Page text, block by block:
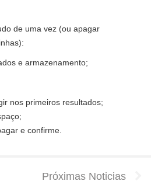
de uma vez (ou apagar
e armazenamento;
nos primeiros resultados;
e confirme.
Próximas Noticias